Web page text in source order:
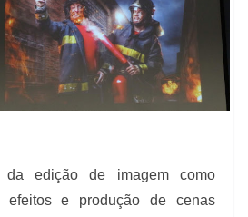
da edição de imagem como
efeitos e produção de cenas